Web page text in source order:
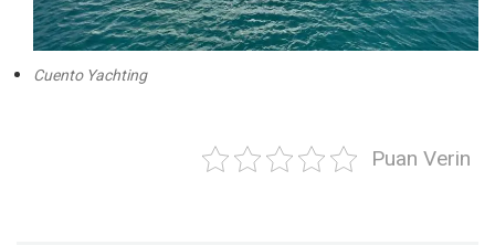
Cuento Yachting
Puan Verin